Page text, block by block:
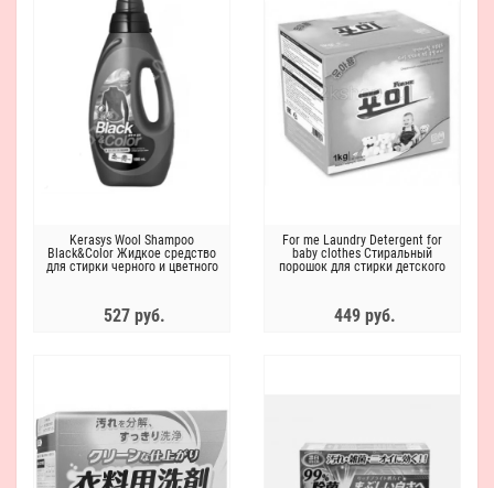
Kerasys Wool Shampoo
Black&Color Жидкое средство
для стирки черного и цветного
527 руб.
For me Laundry Detergent for
baby clothes Стиральный
порошок для стирки детского
449 руб.